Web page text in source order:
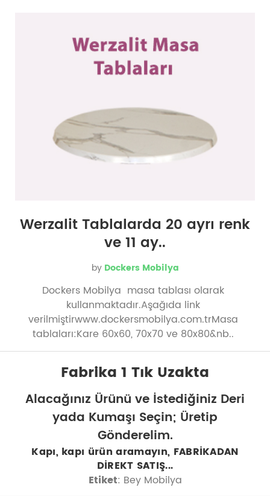
Werzalit Tablalarda 20 ayrı renk
ve 11 ay..
by Dockers Mobilya
Dockers Mobilya masa tablası olarak
kullanmaktadır.Aşağıda link
verilmiştirwww.dockersmobilya.com.trMasa
tablaları:Kare 60x60, 70x70 ve 80x80&nb..
Fabrika 1 Tık Uzakta
Alacağınız Ürünü ve İstediğiniz Deri
yada Kumaşı Seçin; Üretip
Gönderelim.
Kapı, kapı ürün aramayın, FABRİKADAN
DİREKT SATIŞ...
Etiket: Bey Mobilya